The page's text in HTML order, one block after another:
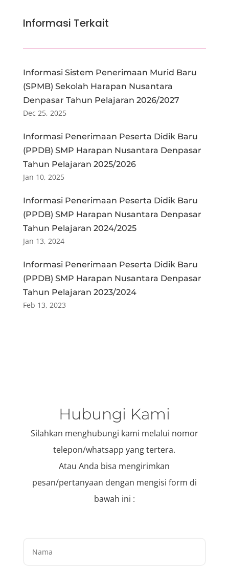
Informasi Terkait
Informasi Sistem Penerimaan Murid Baru
(SPMB) Sekolah Harapan Nusantara
Denpasar Tahun Pelajaran 2026/2027
Dec 25, 2025
Informasi Penerimaan Peserta Didik Baru
(PPDB) SMP Harapan Nusantara Denpasar
Tahun Pelajaran 2025/2026
Jan 10, 2025
Informasi Penerimaan Peserta Didik Baru
(PPDB) SMP Harapan Nusantara Denpasar
Tahun Pelajaran 2024/2025
Jan 13, 2024
Informasi Penerimaan Peserta Didik Baru
(PPDB) SMP Harapan Nusantara Denpasar
Tahun Pelajaran 2023/2024
Feb 13, 2023
Hubungi Kami
Silahkan menghubungi kami melalui nomor
telepon/whatsapp yang tertera.
Atau Anda bisa mengirimkan
pesan/pertanyaan dengan mengisi form di
bawah ini :